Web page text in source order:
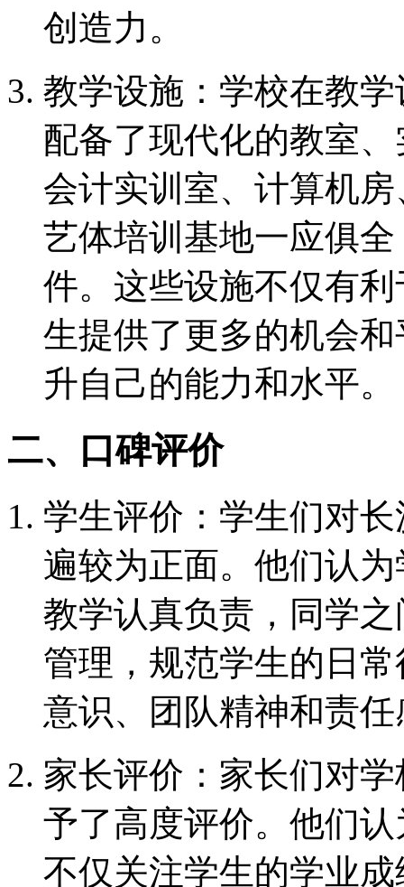
创造力。
教学设施：学校在教
配备了现代化的教室
会计实训室、计算机
艺体培训基地一应俱
件。这些设施不仅有
生提供了更多的机会
升自己的能力和水平。
二、口碑评价
学生评价：学生们对
遍较为正面。他们认
教学认真负责，同学
管理，规范学生的日
意识、团队精神和责任
家长评价：家长们对
予了高度评价。他们
不仅关注学生的学业